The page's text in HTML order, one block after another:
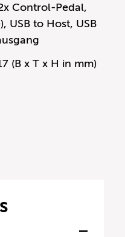
Control-Pedal,
USB to Host, USB
(B x T x H in mm)